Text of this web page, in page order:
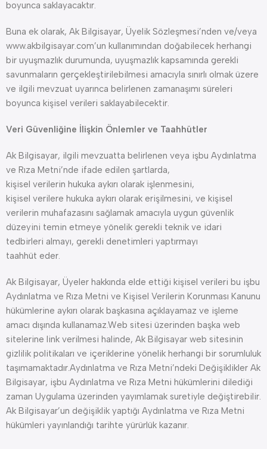
boyunca saklayacaktır.
Buna ek olarak, Ak Bilgisayar, Üyelik Sözleşmesi’nden ve/veya
www.akbilgisayar.com’un kullanımından doğabilecek herhangi
bir uyuşmazlık durumunda, uyuşmazlık kapsamında gerekli
savunmaların gerçekleştirilebilmesi amacıyla sınırlı olmak üzere
ve ilgili mevzuat uyarınca belirlenen zamanaşımı süreleri
boyunca kişisel verileri saklayabilecektir.
Veri Güvenliğine İlişkin Önlemler ve Taahhütler
Ak Bilgisayar, ilgili mevzuatta belirlenen veya işbu Aydınlatma
ve Rıza Metni’nde ifade edilen şartlarda,
kişisel verilerin hukuka aykırı olarak işlenmesini,
kişisel verilere hukuka aykırı olarak erişilmesini, ve kişisel
verilerin muhafazasını sağlamak amacıyla uygun güvenlik
düzeyini temin etmeye yönelik gerekli teknik ve idari
tedbirleri almayı, gerekli denetimleri yaptırmayı
taahhüt eder.
Ak Bilgisayar, Üyeler hakkında elde ettiği kişisel verileri bu işbu
Aydınlatma ve Rıza Metni ve Kişisel Verilerin Korunması Kanunu
hükümlerine aykırı olarak başkasına açıklayamaz ve işleme
amacı dışında kullanamaz.Web sitesi üzerinden başka web
sitelerine link verilmesi halinde, Ak Bilgisayar web sitesinin
gizlilik politikaları ve içeriklerine yönelik herhangi bir sorumluluk
taşımamaktadır.Aydınlatma ve Rıza Metni’ndeki Değişiklikler Ak
Bilgisayar, işbu Aydınlatma ve Rıza Metni hükümlerini dilediği
zaman Uygulama üzerinden yayımlamak suretiyle değiştirebilir.
Ak Bilgisayar’un değişiklik yaptığı Aydınlatma ve Rıza Metni
hükümleri yayınlandığı tarihte yürürlük kazanır.